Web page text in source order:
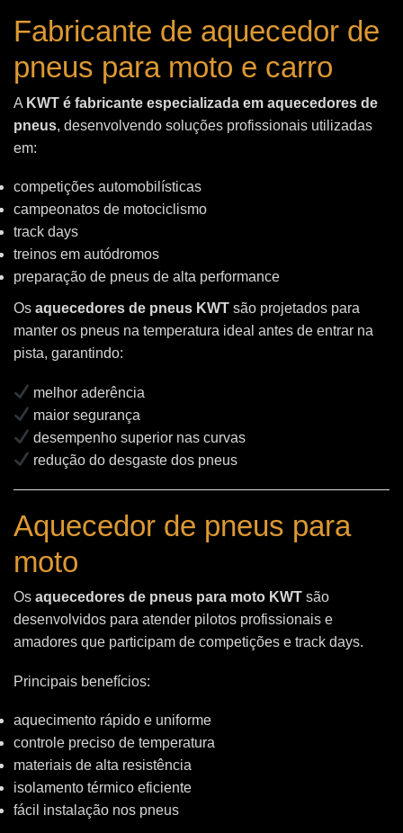
Fabricante de aquecedor de
pneus para moto e carro
A KWT é fabricante especializada em aquecedores de
pneus, desenvolvendo soluções profissionais utilizadas
em:
competições automobilísticas
campeonatos de motociclismo
track days
treinos em autódromos
preparação de pneus de alta performance
Os aquecedores de pneus KWT são projetados para
manter os pneus na temperatura ideal antes de entrar na
pista, garantindo:
melhor aderência
maior segurança
desempenho superior nas curvas
redução do desgaste dos pneus
Aquecedor de pneus para
moto
Os aquecedores de pneus para moto KWT são
desenvolvidos para atender pilotos profissionais e
amadores que participam de competições e track days.
Principais benefícios:
aquecimento rápido e uniforme
controle preciso de temperatura
materiais de alta resistência
isolamento térmico eficiente
fácil instalação nos pneus